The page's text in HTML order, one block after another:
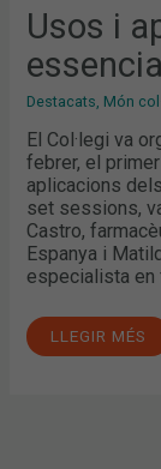
Usos i
Destacats Món
El Col·legi va
febrer, el
aplicacions
set sessions,
Castro,
Espanya i
especialista en
FITOTERÀPIA
LLEGIR MÉS